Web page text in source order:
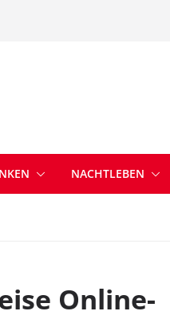
NACHTLEBEN
Online-